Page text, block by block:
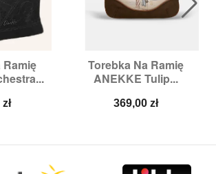
Ramię
Torebka Na Ramię
ANEKKE Tulip...
Cena
369,00 zł